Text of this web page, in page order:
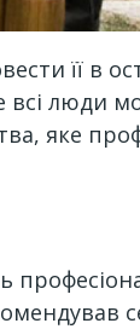
її в
всі люди
яке